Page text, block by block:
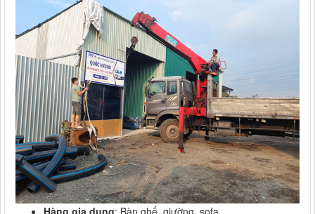
Hàng gia dụng: Bàn ghế, giường, sofa...